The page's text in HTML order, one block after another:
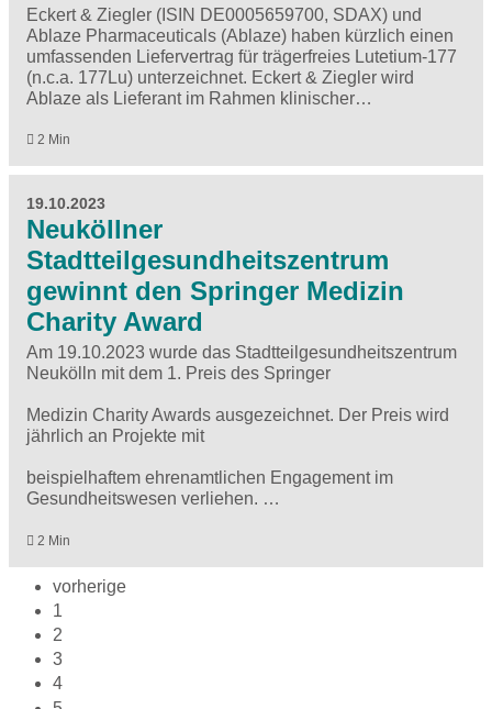
Eckert & Ziegler (ISIN DE0005659700, SDAX) und
Ablaze Pharmaceuticals (Ablaze) haben kürzlich einen
umfassenden Liefervertrag für trägerfreies Lutetium-177
(n.c.a. 177Lu) unterzeichnet. Eckert & Ziegler wird
Ablaze als Lieferant im Rahmen klinischer…
2 Min
19.10.2023
Neuköllner
Stadtteilgesundheitszentrum
gewinnt den Springer Medizin
Charity Award
Am 19.10.2023 wurde das Stadtteilgesundheitszentrum
Neukölln mit dem 1. Preis des Springer
Medizin Charity Awards ausgezeichnet. Der Preis wird
jährlich an Projekte mit
beispielhaftem ehrenamtlichen Engagement im
Gesundheitswesen verliehen. …
2 Min
vorherige
1
2
3
4